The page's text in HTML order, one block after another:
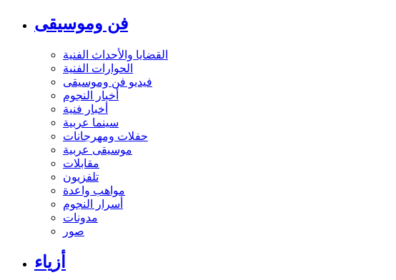
فن وموسيقى
القضايا والأحداث الفنية
الحوارات الفنية
فيديو فن وموسيقى
أخبار النجوم
أخبار فنية
سينما عربية
حفلات ومهرجانات
موسيقى عربية
مقابلات
تلفزيون
مواهب واعدة
أسرار النجوم
مدونات
صور
أزياء